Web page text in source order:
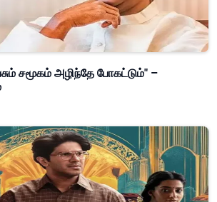
சமூகம் அழிந்தே போகட்டும்" –